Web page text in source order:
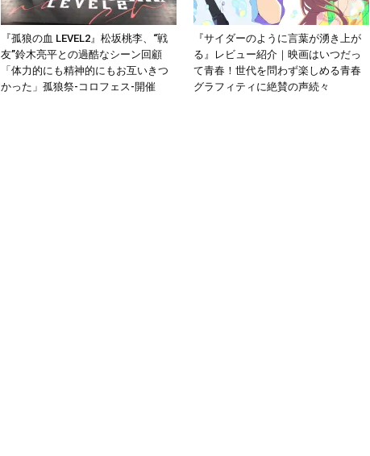
『孤狼の血 LEVEL2』松坂桃李、“戦
友”鈴木亮平との過酷なシーン回顧
「体力的にも精神的にもお互いきつ
かった」孤狼祭-コロフェス-開催
『サイダーのように言葉が湧き上が
る』レビュー紹介｜映画はいつだっ
て青春！世代を問わず楽しめる青春
グラフィティに絶賛の声続々